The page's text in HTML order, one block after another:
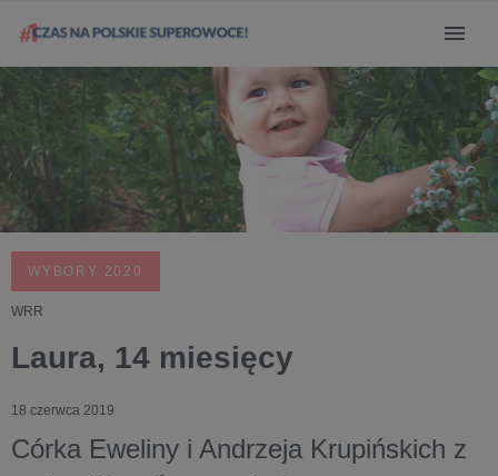
WYBORY 2020
WRR
Laura, 14 miesięcy
18 czerwca 2019
Córka Eweliny i Andrzeja Krupińskich z